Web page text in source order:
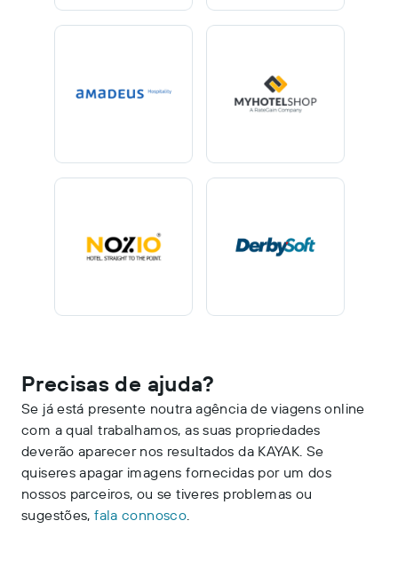
Precisas de ajuda?
Se já está presente noutra agência de viagens online
com a qual trabalhamos, as suas propriedades
deverão aparecer nos resultados da KAYAK. Se
quiseres apagar imagens fornecidas por um dos
nossos parceiros, ou se tiveres problemas ou
sugestões,fala connosco